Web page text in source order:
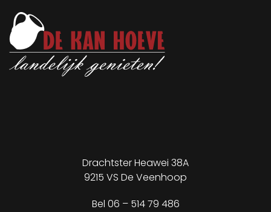
Drachtster Heawei 38A
9215 VS De Veenhoop
Bel 06 – 514 79 486